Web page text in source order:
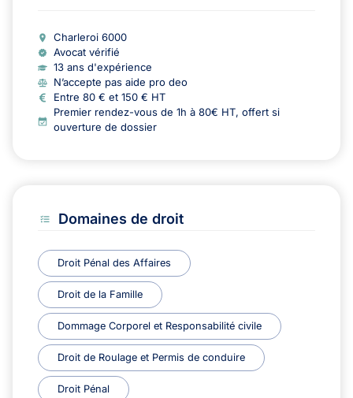
Charleroi 6000
Avocat vérifié
13 ans d'expérience
N’accepte pas aide pro deo
Entre 80 € et 150 € HT
Premier rendez-vous de 1h à 80€ HT, offert si
ouverture de dossier
Domaines de droit
Droit Pénal des Affaires
Droit de la Famille
Dommage Corporel et Responsabilité civile
Droit de Roulage et Permis de conduire
Droit Pénal